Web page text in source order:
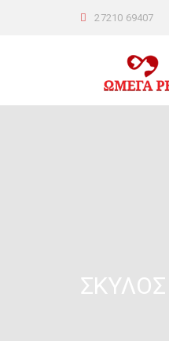
27210 69407
ΣΚΎΛΟΣ